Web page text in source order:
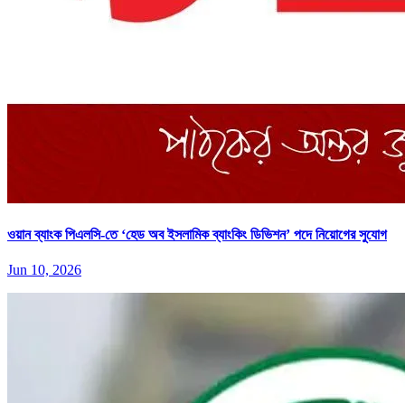
ওয়ান ব্যাংক পিএলসি-তে ‘হেড অব ইসলামিক ব্যাংকিং ডিভিশন’ পদে নিয়োগের সুযোগ
Jun 10, 2026